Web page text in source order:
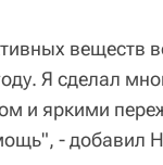
веществ
Я сделал
и яркими
- добавил